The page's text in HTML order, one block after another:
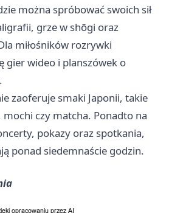
można spróbować swoich sił
grze w shōgi oraz
miłośników rozrywki
gier wideo i planszówek o
zaoferuje smaki Japonii, takie
czy matcha. Ponadto na
pokazy oraz spotkania,
ponad siedemnaście godzin.